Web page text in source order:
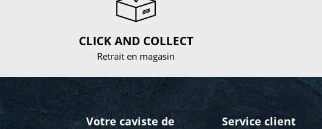
CLICK AND COLLECT
Retrait en magasin
Votre caviste de
Service client